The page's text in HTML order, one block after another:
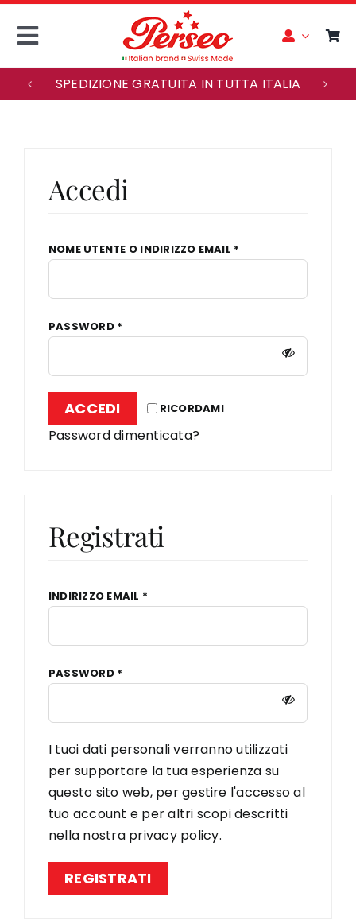
Skip
Toggle
Navigation
ENGLISH
OROLOGI
SPEDIZIONE GRATUITA IN TUTTA ITALIA
Accedi
NOME UTENTE O INDIRIZZO EMAIL *
PASSWORD *
RICORDAMI
ACCEDI
Password dimenticata?
Registrati
INDIRIZZO EMAIL *
PASSWORD *
I tuoi dati personali verranno utilizzati
per supportare la tua esperienza su
questo sito web, per gestire l'accesso al
tuo account e per altri scopi descritti
nella nostra privacy policy.
REGISTRATI